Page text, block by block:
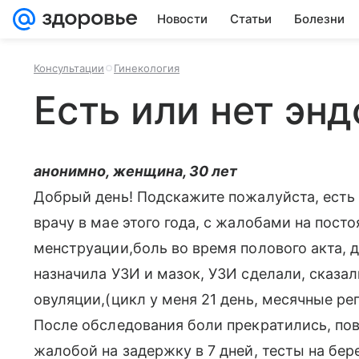
Новости Статьи Болезни
Консультации Гинекология
Есть или нет
анонимно, женщина, 30 лет
Добрый день! Подскажите пожалуйста,
врачу в мае этого года, с жалобами на
менструации,боль во время полового акта,
назначила УЗИ и мазок, УЗИ сделали,
овуляции,(цикл у меня 21 день, месячные
После обследования боли прекратились,
жалобой на задержку в 7 дней, тесты на